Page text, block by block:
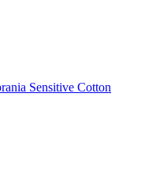
Sensitive Cotton